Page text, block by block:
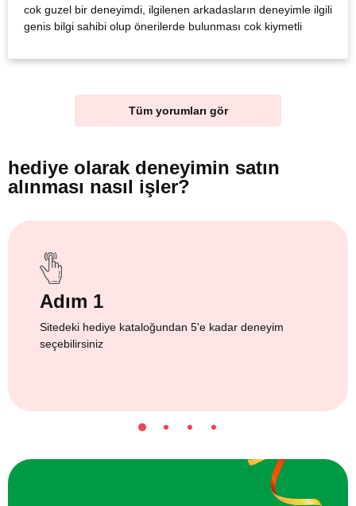
cok guzel bir deneyimdi, ilgilenen arkadasların deneyimle ilgili
genis bilgi sahibi olup önerilerde bulunması cok kiymetli
Tüm yorumları gör
hediye olarak deneyimin satın
alınması nasıl işler?
Adım 1
Sitedeki hediye kataloğundan 5'e kadar deneyim
seçebilirsiniz